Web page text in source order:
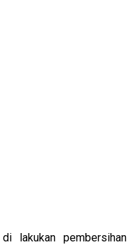
lakukan pembersihan